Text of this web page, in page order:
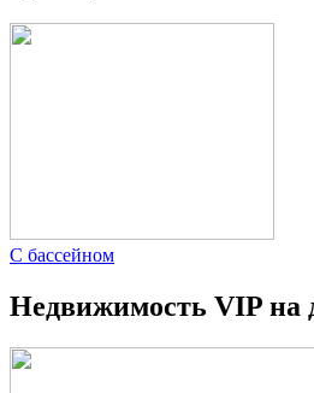
С бассейном
Недвижимость VIP на